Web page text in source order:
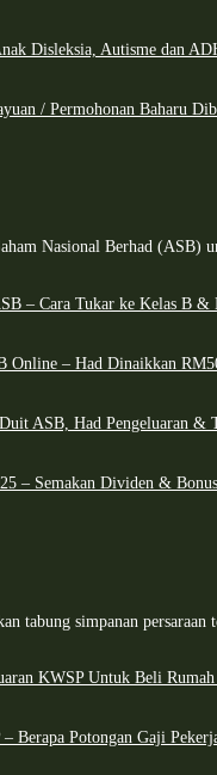
Disleksia, Autisme dan
/ Permohonan Baharu
Nasional Berhad (ASB)
– Cara Tukar ke Kelas B &
Online – Had Dinaikkan
ASB, Had Pengeluaran &
– Semakan Dividen &
tabung simpanan persaraan
KWSP Untuk Beli
Berapa Potongan Gaji